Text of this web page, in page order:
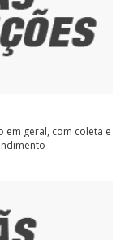
em geral, com coleta e